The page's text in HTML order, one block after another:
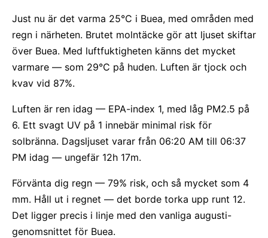
Just nu är det varma 25°C i Buea, med områden med
regn i närheten. Brutet molntäcke gör att ljuset skiftar
över Buea. Med luftfuktigheten känns det mycket
varmare — som 29°C på huden. Luften är tjock och
kvav vid 87%.
Luften är ren idag — EPA-index 1, med låg PM2.5 på
6. Ett svagt UV på 1 innebär minimal risk för
solbränna. Dagsljuset varar från 06:20 AM till 06:37
PM idag — ungefär 12h 17m.
Förvänta dig regn — 79% risk, och så mycket som 4
mm. Håll ut i regnet — det borde torka upp runt 12.
Det ligger precis i linje med den vanliga augusti-
genomsnittet för Buea.